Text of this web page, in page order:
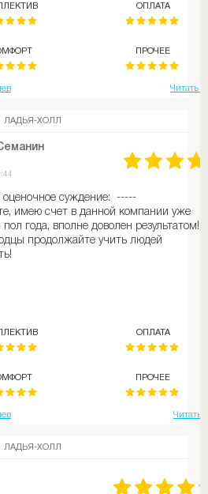
ОПЛАТА
ПРОЧЕЕ
Читать
ЛАДЬЯ-ХОЛЛ
оценочное суждение: -----
имею счет в данной компании уже
года, вполне доволен результатом!
продолжайте учить людей
ОПЛАТА
ПРОЧЕЕ
Читать
ЛАДЬЯ-ХОЛЛ